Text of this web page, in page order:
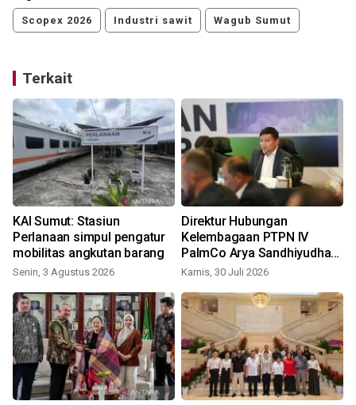
Scopex 2026 Industri sawit Wagub Sumut
Terkait
KAI Sumut: Stasiun
Perlanaan simpul pengatur
mobilitas angkutan barang
Senin, 3 Agustus 2026
Direktur Hubungan
Kelembagaan PTPN IV
PalmCo Arya Sandhiyudha
daftar jadi mahasiswa
dukung pengembangan
SDM perkebunan
Kamis, 30 Juli 2026